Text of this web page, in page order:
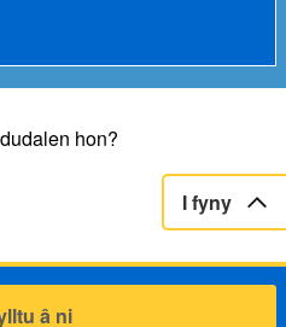
hon?
I fyny
â ni